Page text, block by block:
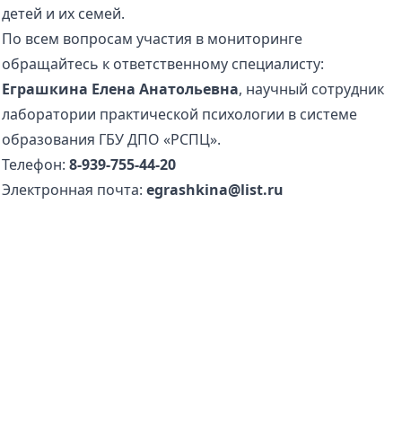
детей и их семей.
По всем вопросам участия в мониторинге
обращайтесь к ответственному специалисту:
Еграшкина Елена Анатольевна, научный сотрудник
лаборатории практической психологии в системе
образования ГБУ ДПО «РСПЦ».
Телефон: 8-939-755-44-20
Электронная почта: egrashkina@list.ru